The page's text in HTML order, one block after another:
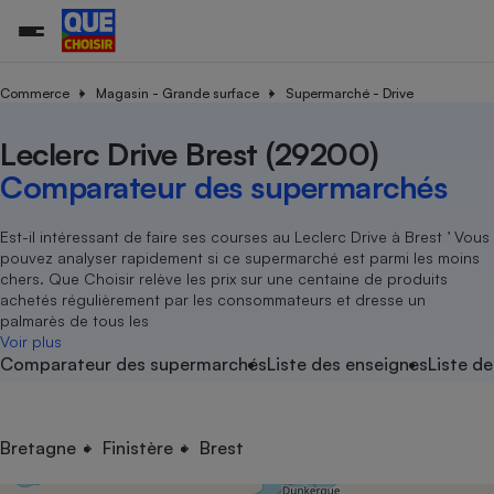
Commerce Magasin - Grande surface Supermarché - Drive
Leclerc Drive Brest (29200)
Comparateur des supermarchés
Est-il intéressant de faire ses courses au Leclerc Drive à Brest ’ Vous
pouvez analyser rapidement si ce supermarché est parmi les moins
chers. Que Choisir relève les prix sur une centaine de produits
achetés régulièrement par les consommateurs et dresse un
palmarès de tous les
Voir plus
Comparateur des supermarchésListe des enseignesListe
Bretagne Finistère Brest
Magasin - Grande surface
Méthode de vente -
Organismes de défense
Système judiciairegratuit
Déchet
Achat - Vente - Travaux
Location
Sport
électrique
Démarche administrative
Senior
Service marchand
Train
Transport aérien
Toutes les actualités
Enquêtes
Guides d'achat
Conseils
Brèves
Tous les services
Soumettre un litige
Lettres types
Rencontrer une association locale
Tous nos combats
Nos actions
Nos grandes victoires
Les billets de la présidente
Nos associations locales
Nous rejoindre
En savoir plus sur Que Choisir Ensemble
?
L’association
Nos missions
Notre méthodologie
Notre financement
Nos partenaires
Nous rejoindre